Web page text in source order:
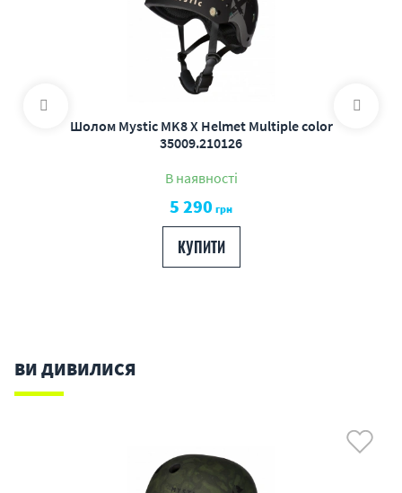
Шолом Mystic MK8 X Helmet Multiple color
35009.210126
В наявності
5 290 грн
КУПИТИ
ВИ ДИВИЛИСЯ